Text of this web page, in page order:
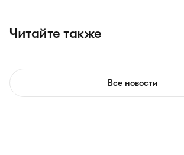
Читайте также
Все новости